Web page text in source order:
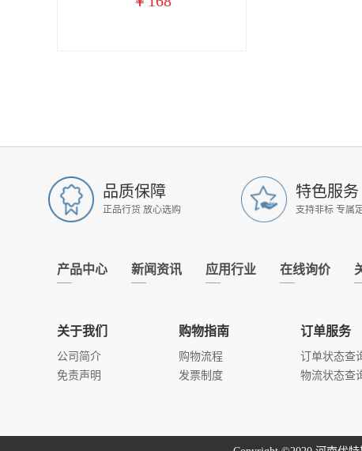
品质保障
正品行货 放心选购
特色服务
支持非标 专属
产品中心 新闻资讯 应用行业 在线询价
关于我们
公司简介
免责声明
购物指南
购物流程
发票制度
订单服务
订单状态查
物流状态查